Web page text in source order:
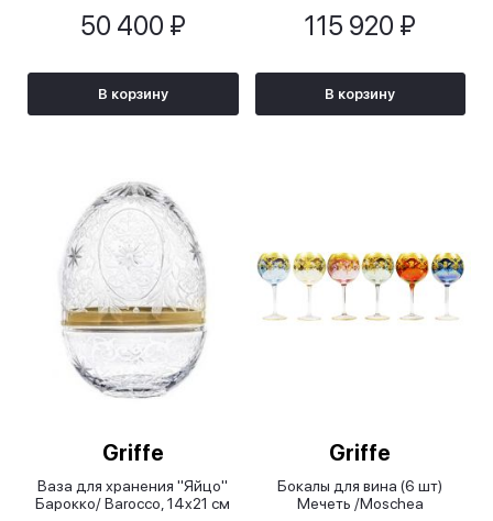
50 400 ₽
В корзину
115 920 ₽
В корзину
Griffe
Ваза для хранения "Яйцо"
Барокко/ Barocco, 14x21 см
Griffe
Бокалы для вина (6 шт)
Мечеть /Moschea